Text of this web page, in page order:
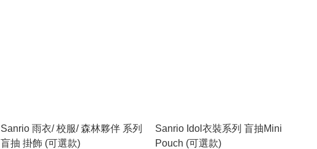
Sanrio 雨衣/ 校服/ 森林夥伴 系列
盲抽 掛飾 (可選款)
Sanrio Idol衣裝系列 盲抽Mini
Pouch (可選款)